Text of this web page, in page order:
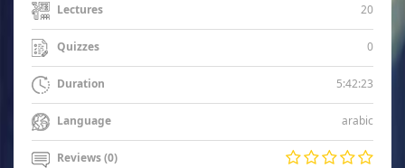
Lectures 20
Quizzes 0
Duration 5:42:23
Language arabic
Reviews (0)